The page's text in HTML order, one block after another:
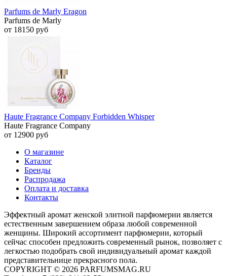
Parfums de Marly Eragon
Parfums de Marly
от 18150 руб
Haute Fragrance Company Forbidden Whisper
Haute Fragrance Company
от 12900 руб
О магазине
Каталог
Бренды
Распродажа
Оплата и доставка
Контакты
Эффектный аромат женской элитной парфюмерии является
естественным завершением образа любой современной
женщины. Широкий ассортимент парфюмерии, который
сейчас способен предложить современный рынок, позволяет с
легкостью подобрать свой индивидуальный аромат каждой
представительнице прекрасного пола.
COPYRIGHT © 2026 PARFUMSMAG.RU